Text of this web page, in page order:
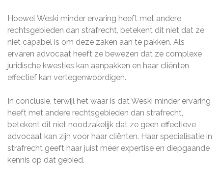
Hoewel Weski minder ervaring heeft met andere
rechtsgebieden dan strafrecht, betekent dit niet dat ze
niet capabel is om deze zaken aan te pakken. Als
ervaren advocaat heeft ze bewezen dat ze complexe
juridische kwesties kan aanpakken en haar cliënten
effectief kan vertegenwoordigen.
In conclusie, terwijl het waar is dat Weski minder ervaring
heeft met andere rechtsgebieden dan strafrecht,
betekent dit niet noodzakelijk dat ze geen effectieve
advocaat kan zijn voor haar cliënten. Haar specialisatie in
strafrecht geeft haar juist meer expertise en diepgaande
kennis op dat gebied.